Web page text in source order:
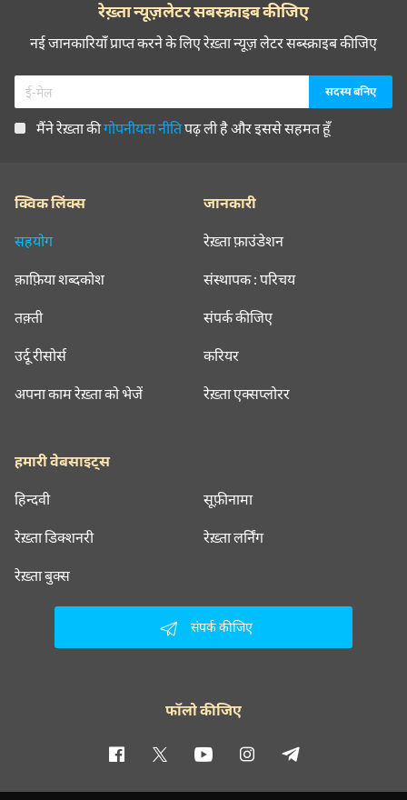
रेख़्ता न्यूज़लेटर सबस्क्राइब कीजिए
नई जानकारियाँ प्राप्त करने के लिए रेख़्ता न्यूज़ लेटर सब्स्क्राइब कीजिए
मैंने रेख़्ता कीगोपनीयता नीतिपढ़ ली है और इससे सहमत हूँ
क्विक लिंक्स
सहयोग
क़ाफ़िया शब्दकोश
तक़्ती
उर्दू रीसोर्स
अपना काम रेख़्ता को भेजें
जानकारी
रेख़्ता फ़ाउंडेशन
संस्थापक : परिचय
संपर्क कीजिए
करियर
रेख़्ता एक्सप्लोरर
हमारी वेबसाइट्स
हिन्दवी सूफ़ीनामा
रेख़्ता डिक्शनरी रेख़्ता लर्निंग
रेख़्ता बुक्स
संपर्क कीजिए
फॉलो कीजिए